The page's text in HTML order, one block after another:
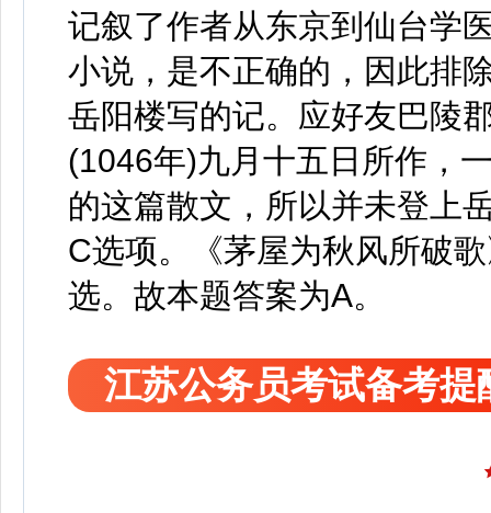
记叙了作者从东京到仙台学
小说，是不正确的，因此排
岳阳楼写的记。应好友巴陵
(1046年)九月十五日所作，
的这篇散文，所以并未登上
C选项。《茅屋为秋风所破
选。故本题答案为A。
江苏公务员考试备考提